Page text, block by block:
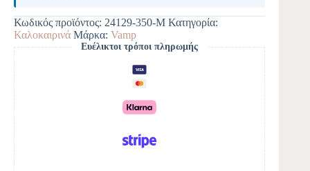
e
r
n
a
t
i
v
e
:
Κωδικός προϊόντος: 24129-350-M Κατηγορία:
Καλοκαιρινά Μάρκα: Vamp
Ευέλικτοι τρόποι πληρωμής